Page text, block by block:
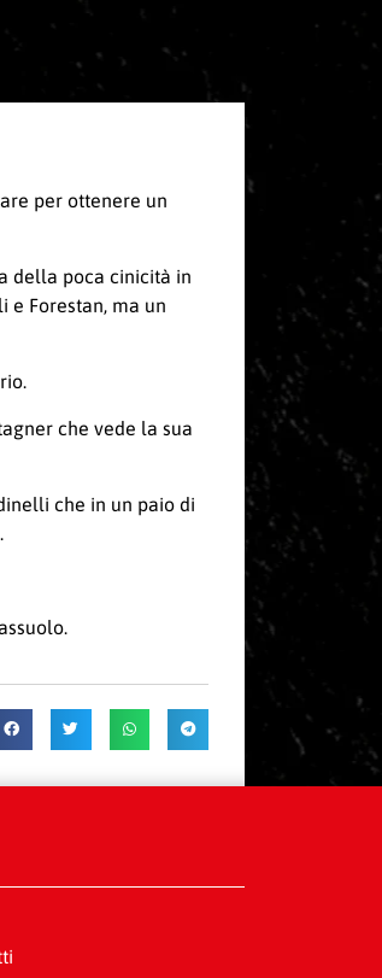
per ottenere un
della poca cinicità in
e Forestan, ma un
che vede la sua
che in un paio di